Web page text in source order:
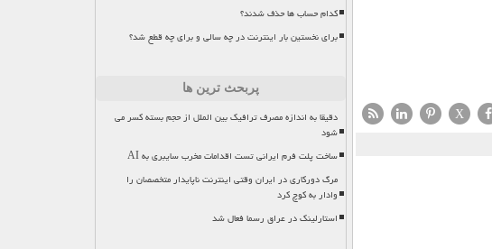
X
کدام حساب ها حذف شدند؟
برای نخستین بار اینترنت در چه سالی و برای چه قطع شد؟
پربحث ترین ها
دقیقا به اندازه مصرف ترافیک بین الملل از حجم بسته کسر می
شود
ساخت پلت فرم ایرانی تست اقدامات مخرب سایبری به AI
مرگ دورکاری در ایران وقتی اینترنت ناپایدار متخصصان را
وادار به کوچ کرد
استارلینک در عراق رسما فعال شد